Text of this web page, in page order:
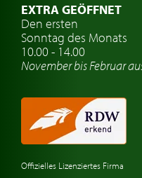
Oldtimer-Versicherung
Oldtimer-Clubs
Oldtimer-Reisen
Automarken uhren
EXTRA GEÖFFNET
Den ersten
Sonntag des Monats
10.00 - 14.00
November bis Februar
Offizielles Lizenziertes Firma